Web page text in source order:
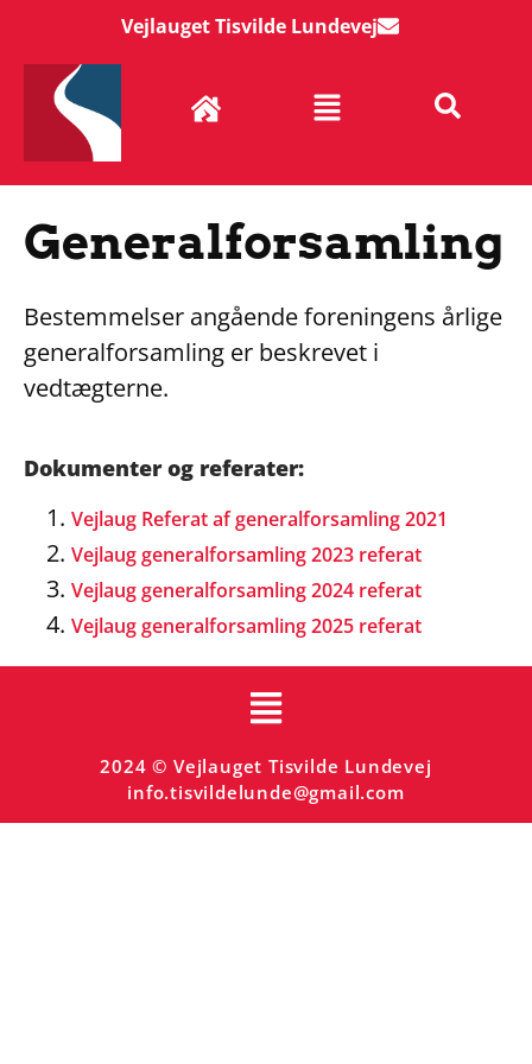
Vejlauget Tisvilde Lundevej
Generalforsamling
Bestemmelser angående foreningens årlige
generalforsamling er beskrevet i
vedtægterne.
Dokumenter og referater:
Vejlaug Referat af generalforsamling 2021
Vejlaug generalforsamling 2023 referat
Vejlaug generalforsamling 2024 referat
Vejlaug generalforsamling 2025 referat
2024 © Vejlauget Tisvilde Lundevej
info.tisvildelunde@gmail.com